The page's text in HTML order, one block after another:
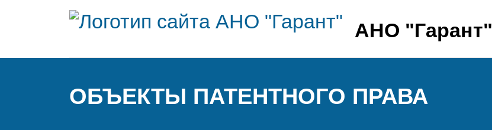
АНО "Гарант"
ОБЪЕКТЫ ПАТЕНТНОГО ПРАВА